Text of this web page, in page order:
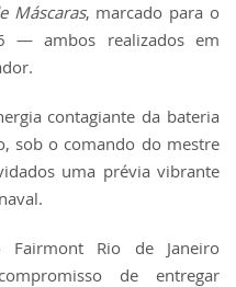
Máscaras, marcado para o
— ambos realizados em
contagiante da bateria
sob o comando do mestre
uma prévia vibrante
Fairmont Rio de Janeiro
de entregar